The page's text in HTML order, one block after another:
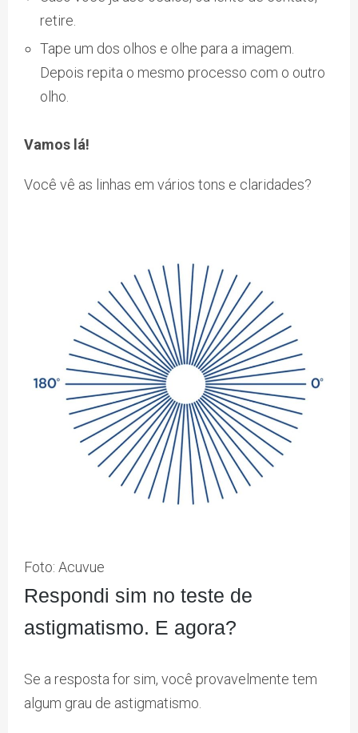
retire.
Tape um dos olhos e olhe para a imagem.
Depois repita o mesmo processo com o outro
olho.
Vamos lá!
Você vê as linhas em vários tons e claridades?
Foto: Acuvue
Respondi sim no teste de
astigmatismo. E agora?
Se a resposta for sim, você provavelmente tem
algum grau de astigmatismo.